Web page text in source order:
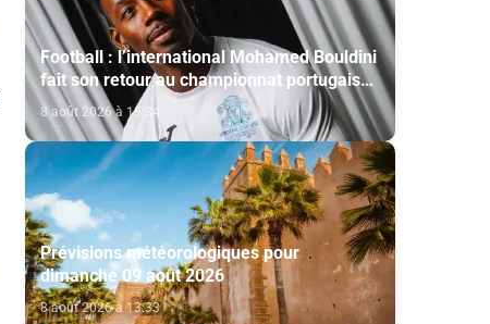
Football : l’international Mohamed Bouldini
fait son retour au championnat portugais
via l’Académico de Viseu
8 août 2026 à 15:34
Prévisions météorologiques pour
dimanche 09 août 2026
8 août 2026 à 13:33